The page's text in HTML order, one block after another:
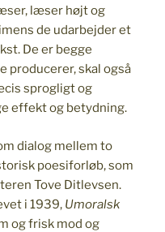
læser højt og
de udarbejder et
De er begge
producerer, skal også
sprogligt og
effekt og betydning.
dialog mellem to
poesiforløb, som
Tove Ditlevsen.
i 1939, Umoralsk
og frisk mod og